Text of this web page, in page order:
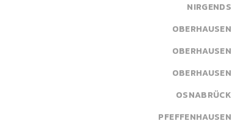
NIRGENDS
OBERHAUSEN
OBERHAUSEN
OBERHAUSEN
OSNABRÜCK
PFEFFENHAUSEN